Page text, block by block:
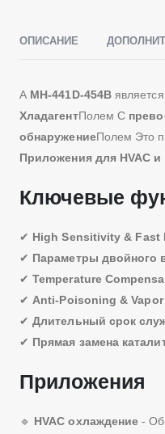
ОПИСАНИЕ
А MH-441D-454B
ХладагентПолем С
обнаружениеПолем Это
Приложения для HVAC
Ключевые
✔ High Sensitivity & Fast
✔ Параметры двойного
✔Temperature
✔ Anti-Poisoning &
✔Длительный срок
✔ Прямая замена
Приложения
🔹 HVAC охлаждение -